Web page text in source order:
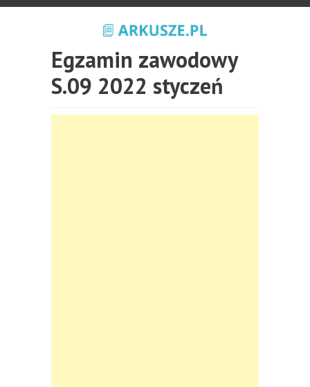
Egzamin zawodowy
S.09 2022 styczeń